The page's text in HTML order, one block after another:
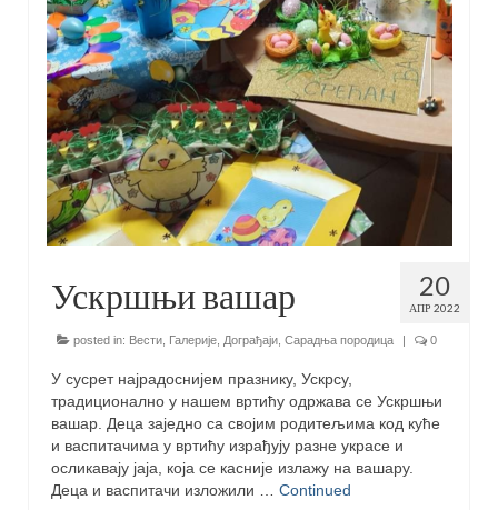
20
АПР 2022
Ускршњи вашар
posted in: Вести Галерије Дограђаји Сарадња породица | 0
У сусрет најрадоснијем празнику, Ускрсу,
традиционално у нашем вртићу одржава се Ускршњи
вашар. Деца заједно са својим родитељима код куће
и васпитачима у вртићу израђују разне украсе и
осликавају јаја, која се касније излажу на вашару.
Деца и васпитачи изложили … Continued